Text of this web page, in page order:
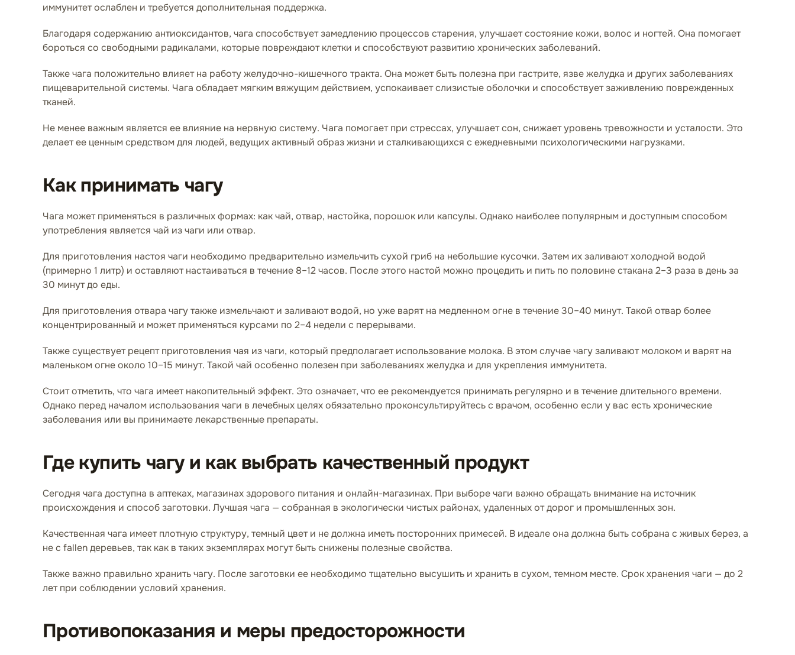
иммунитет ослаблен и требуется дополнительная поддержка.
Благодаря содержанию антиоксидантов, чага способствует замедлению процессов старения, улучшает состояние кожи, волос и ногтей. Она помогает
бороться со свободными радикалами, которые повреждают клетки и способствуют развитию хронических заболеваний.
Также чага положительно влияет на работу желудочно-кишечного тракта. Она может быть полезна при гастрите, язве желудка и других заболеваниях
пищеварительной системы. Чага обладает мягким вяжущим действием, успокаивает слизистые оболочки и способствует заживлению поврежденных
тканей.
Не менее важным является ее влияние на нервную систему. Чага помогает при стрессах, улучшает сон, снижает уровень тревожности и усталости. Это
делает ее ценным средством для людей, ведущих активный образ жизни и сталкивающихся с ежедневными психологическими нагрузками.
Как принимать чагу
Чага может применяться в различных формах: как чай, отвар, настойка, порошок или капсулы. Однако наиболее популярным и доступным способом
употребления является чай из чаги или отвар.
Для приготовления настоя чаги необходимо предварительно измельчить сухой гриб на небольшие кусочки. Затем их заливают холодной водой
(примерно 1 литр) и оставляют настаиваться в течение 8–12 часов. После этого настой можно процедить и пить по половине стакана 2–3 раза в день за
30 минут до еды.
Для приготовления отвара чагу также измельчают и заливают водой, но уже варят на медленном огне в течение 30–40 минут. Такой отвар более
концентрированный и может применяться курсами по 2–4 недели с перерывами.
Также существует рецепт приготовления чая из чаги, который предполагает использование молока. В этом случае чагу заливают молоком и варят на
маленьком огне около 10–15 минут. Такой чай особенно полезен при заболеваниях желудка и для укрепления иммунитета.
Стоит отметить, что чага имеет накопительный эффект. Это означает, что ее рекомендуется принимать регулярно и в течение длительного времени.
Однако перед началом использования чаги в лечебных целях обязательно проконсультируйтесь с врачом, особенно если у вас есть хронические
заболевания или вы принимаете лекарственные препараты.
Где купить чагу и как выбрать качественный продукт
Сегодня чага доступна в аптеках, магазинах здорового питания и онлайн-магазинах. При выборе чаги важно обращать внимание на источник
происхождения и способ заготовки. Лучшая чага — собранная в экологически чистых районах, удаленных от дорог и промышленных зон.
Качественная чага имеет плотную структуру, темный цвет и не должна иметь посторонних примесей. В идеале она должна быть собрана с живых берез, а
не с fallen деревьев, так как в таких экземплярах могут быть снижены полезные свойства.
Также важно правильно хранить чагу. После заготовки ее необходимо тщательно высушить и хранить в сухом, темном месте. Срок хранения чаги — до 2
лет при соблюдении условий хранения.
Противопоказания и меры предосторожности